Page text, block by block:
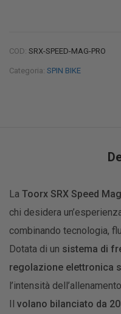
COD: SRX-SPEED-MAG-PRO
Categoria: SPIN BIKE
La Toorx SRX Speed
chi desidera
combinando tecnologia,
Dotata di un sistema di
regolazione elettronica
l’intensità
Il volano bilanciato da